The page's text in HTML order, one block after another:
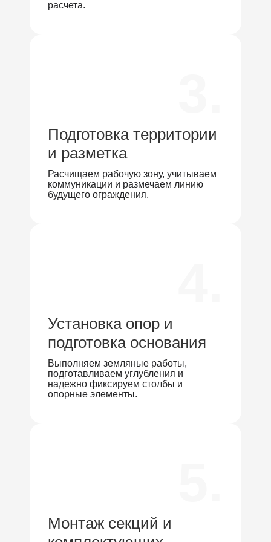
расчета.
Подготовка территории
и разметка
Расчищаем рабочую зону, учитываем
коммуникации и размечаем линию
будущего ограждения.
Установка опор и
подготовка основания
Выполняем земляные работы,
подготавливаем углубления и
надежно фиксируем столбы и
опорные элементы.
Монтаж секций и